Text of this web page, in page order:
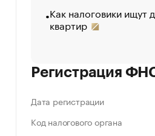
Как налоговики ищут
квартир
Регистрация
Дата регистрации
Код налогового органа